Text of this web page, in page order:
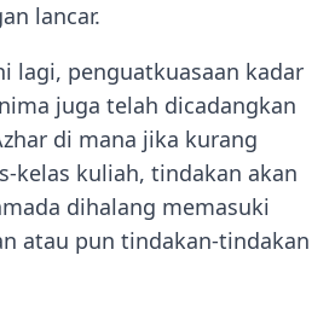
lancar.
lagi, penguatkuasaan kadar
juga telah dicadangkan
di mana jika kurang
kelas kuliah, tindakan akan
dihalang memasuki
atau pun tindakan-tindakan